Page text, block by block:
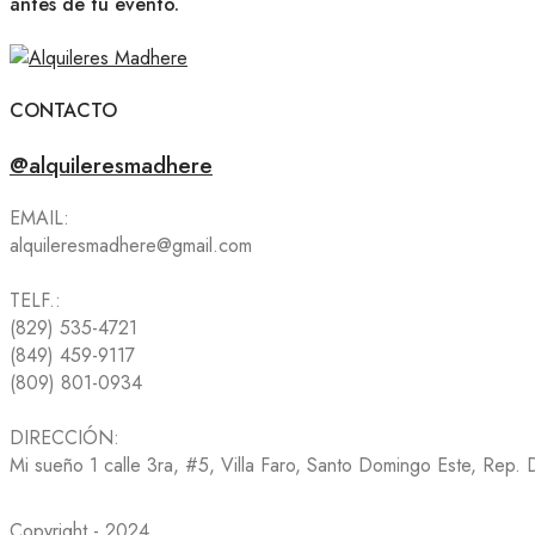
CONTACTO
@alquileresmadhere
EMAIL:
alquileresmadhere@gmail.com
TELF.:
(829) 535-4721
(849) 459-9117
(809) 801-0934
DIRECCIÓN:
Mi sueño 1 calle 3ra, #5, Villa Faro, Santo Domingo Este, Rep.